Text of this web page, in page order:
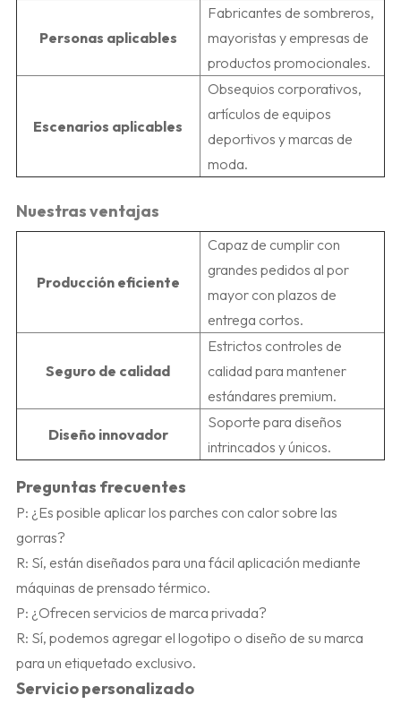
Personas aplicables
Fabricantes de sombreros,
mayoristas y empresas de
productos promocionales.
Escenarios aplicables
Obsequios corporativos,
artículos de equipos
deportivos y marcas de
moda.
Nuestras ventajas
Producción eficiente
Capaz de cumplir con
grandes pedidos al por
mayor con plazos de
entrega cortos.
Seguro de calidad
Estrictos controles de
calidad para mantener
estándares premium.
Diseño innovador
Soporte para diseños
intrincados y únicos.
Preguntas frecuentes
P: ¿Es posible aplicar los parches con calor sobre las
gorras?
R: Sí, están diseñados para una fácil aplicación mediante
máquinas de prensado térmico.
P: ¿Ofrecen servicios de marca privada?
R: Sí, podemos agregar el logotipo o diseño de su marca
para un etiquetado exclusivo.
Servicio personalizado